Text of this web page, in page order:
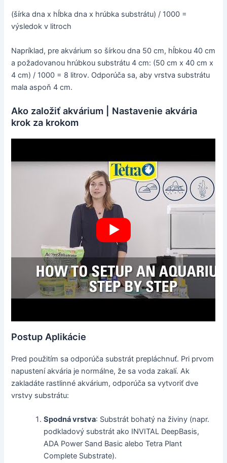
(šírka dna x hĺbka dna x hrúbka substrátu) / 1000 =
výsledok v litroch
Napríklad, pre akvárium so šírkou dna 50 cm, hĺbkou 40 cm
a požadovanou hrúbkou substrátu 4 cm: (50 cm x 40 cm x
4 cm) / 1000 = 8 litrov. Odporúča sa, aby vrstva substrátu
mala aspoň 4 cm.
Ako založiť akvárium | Nastavenie akvária
krok za krokom
Postup Aplikácie
Pred použitím sa odporúča substrát prepláchnuť. Pri prvom
napustení akvária je normálne, že sa voda zakalí. Ak
zakladáte rastlinné akvárium, odporúča sa vytvoriť dve
vrstvy substrátu:
Spodná vrstva: Substrát bohatý na živiny (napr.
podkladový substrát ako INVITAL DeepBasis,
ADA Power Sand Basic alebo Tetra Plant
Complete Substrate).